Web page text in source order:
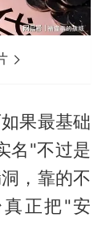
果最基础
名"不过是
，靠的不
正把"安